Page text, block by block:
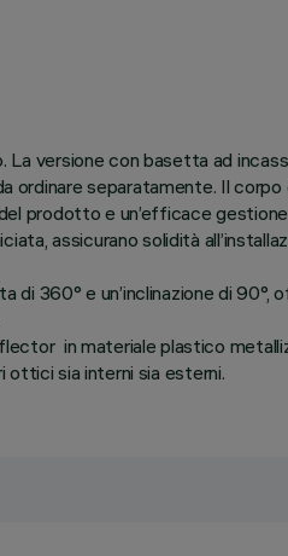
versione con basetta ad
separatamente. Il
prodotto e un’efficace
assicurano solidità
di 360° e un’inclinazione di
in materiale plastico
ottici sia interni sia esterni.